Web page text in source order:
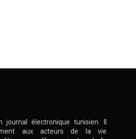
journal électronique tunisien. Il
aux acteurs de la vie